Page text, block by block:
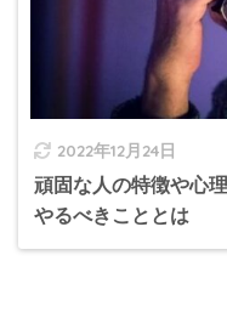
2022年12月24日
頑固な人の特徴や心
やるべきこととは